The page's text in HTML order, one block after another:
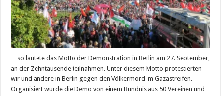
…so lautete das Motto der Demonstration in Berlin am 27. September,
an der Zehntausende teilnahmen. Unter diesem Motto protestierten
wir und andere in Berlin gegen den Völkermord im Gazastreifen.
Organisiert wurde die Demo von einem Bündnis aus 50 Vereinen und